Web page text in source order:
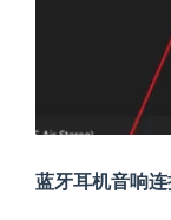
蓝牙耳机音响